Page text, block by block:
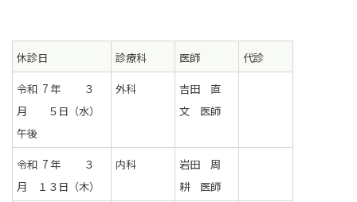
休診日 診療科 医師 代診
令和 7 年 ３
月 ５日（水）
午後
外科
吉田 直
文 医師
令和 7 年 ３
月 １３ 日（木）
内科
岩田 周
耕 医師